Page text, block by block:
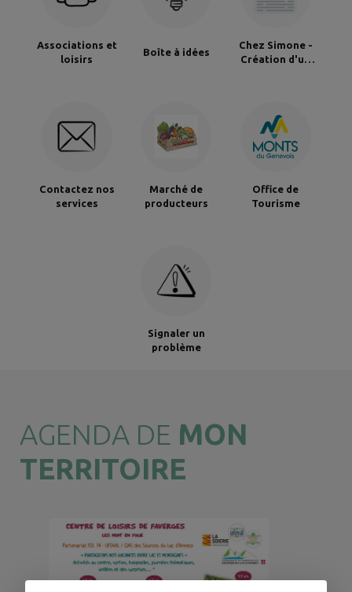
Associations et
loisirs
Boîte à idées
Chez Simone -
Création d'un
Contactez nos
services
Marché de
producteurs
Office de
Tourisme
Signaler un
problème
AGENDA DE MON
TERRITOIRE